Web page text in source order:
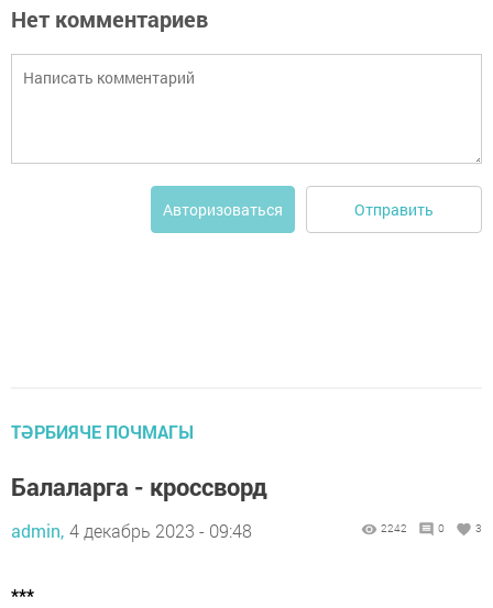
Нет комментариев
Авторизоваться Отправить
ТӘРБИЯЧЕ ПОЧМАГЫ
Балаларга - кроссворд
admin, 4 декабрь 2023 - 09:48 2242 0 3
***